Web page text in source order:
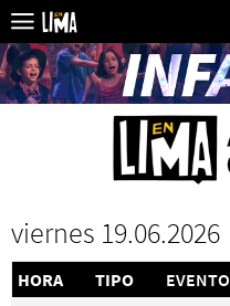
viernes 19.06.2026
HORA TIPO EVENTO